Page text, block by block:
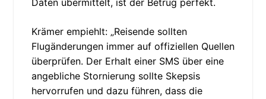
Daten übermittelt, ist der Betrug perfekt.
Krämer empiehlt: „Reisende sollten
Flugänderungen immer auf offiziellen Quellen
überprüfen. Der Erhalt einer SMS über eine
angebliche Stornierung sollte Skepsis
hervorrufen und dazu führen, dass die